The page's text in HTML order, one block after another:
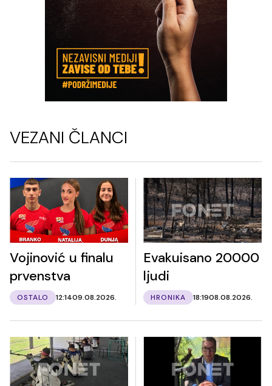
VEZANI ČLANCI
Vojinović u finalu
prvenstva
OSTALO 12:1409.08.2026.
Evakuisano 20000
ljudi
HRONIKA 18:1908.08.2026.